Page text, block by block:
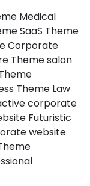
Medical
SaaS Theme
Corporate
Theme salon
Theme Law
corporate
Futuristic
website